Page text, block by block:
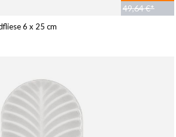
49,64 €*
6 x 25 cm